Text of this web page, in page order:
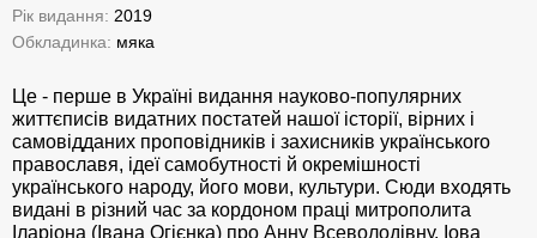
Рік видання: 2019
Обкладинка: мяка
Це - перше в Україні видання науково-популярних
життєписів видатних постатей нашої історії, вірних і
самовідданих проповідників і захисників українськоrо
православя, ідеї самобутності й окремішності
українського народу, його мови, культури. Сюди входять
видані в різний час за кордоном праці митрополита
Іларіона (Івана Огієнка) про Анну Всеволодівну, Іова